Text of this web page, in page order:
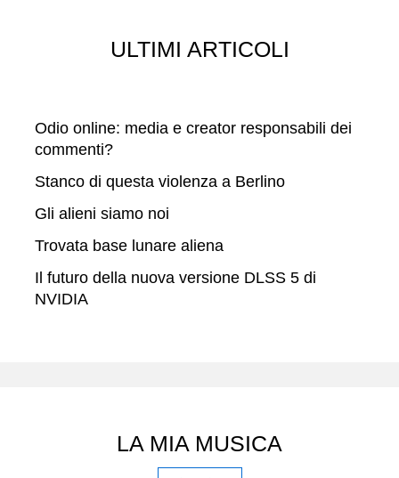
ULTIMI ARTICOLI
Odio online: media e creator responsabili dei
commenti?
Stanco di questa violenza a Berlino
Gli alieni siamo noi
Trovata base lunare aliena
Il futuro della nuova versione DLSS 5 di
NVIDIA
LA MIA MUSICA